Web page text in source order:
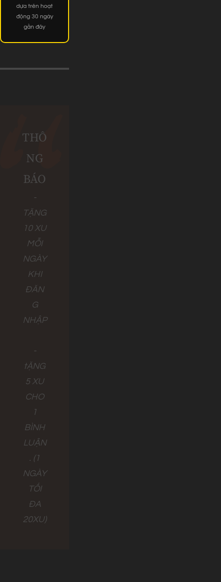
dựa trên hoạt
động 30 ngày
gần đây
THÔ
NG
BÁO
-
TẶNG
10 XU
MỖI
NGÀY
KHI
ĐĂN
G
NHẬP
-
tẶNG
5 XU
CHO
1
BÌNH
LUẬN
. (1
NGÀY
TỐI
ĐA
20XU)